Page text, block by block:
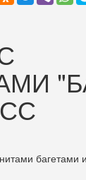
багетами